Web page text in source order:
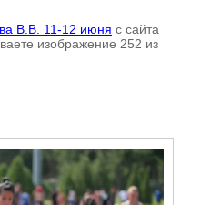
В.В. 11-12 июня с сайта
изображение 252 из